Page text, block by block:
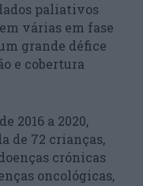
paliativos
várias em fase
grande défice
e cobertura
2016 a 2020,
de 72 crianças,
crónicas
oncológicas,